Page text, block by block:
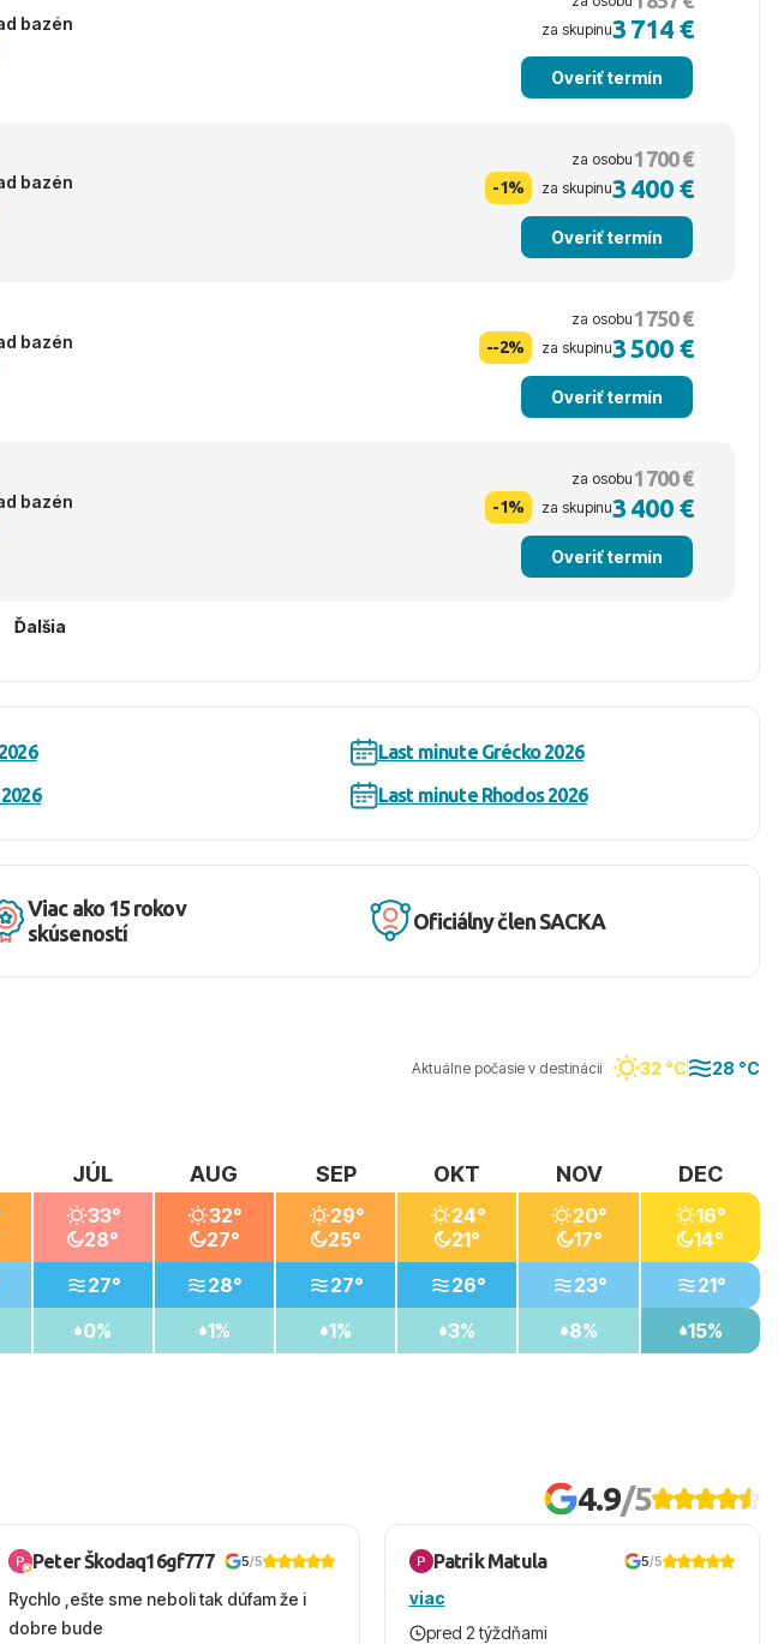
bazén
za skupinu3 714 €
Overiť termín
bazén
za osobu 1 700 €
-1% za skupinu3 400 €
Overiť termín
bazén
za osobu 1 750 €
--2% za skupinu3 500 €
Overiť termín
bazén
za osobu 1 700 €
-1% za skupinu3 400 €
Overiť termín
Ďalšia
Last minute Grécko 2026
Last minute Rhodos 2026
Viac ako 15 rokov
skúseností
Oficiálny člen SACKA
Aktuálne počasie v destinácii 32 °C 28 °C
JÚL
33°
28°
27°
0%
AUG
32°
27°
28°
1%
SEP
29°
25°
27°
1%
OKT
24°
21°
26°
3%
NOV
20°
17°
23°
8%
DEC
16°
14°
21°
15%
4.9/5
Peter Škodaq16gf777 5/5
Rychlo ,ešte sme neboli tak dúfam že i
dobre bude
Patrik Matula 5/5
viac
pred 2 týždňami